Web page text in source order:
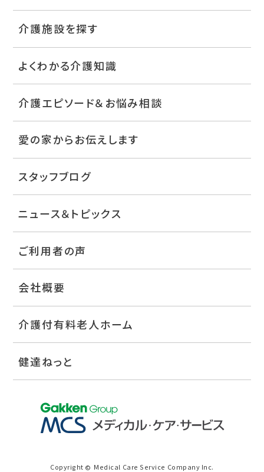
介護施設を探す
よくわかる介護知識
介護エピソード＆お悩み相談
愛の家からお伝えします
スタッフブログ
ニュース＆トピックス
ご利用者の声
会社概要
介護付有料老人ホーム
健達ねっと
Copyright © Medical Care Service Company Inc.